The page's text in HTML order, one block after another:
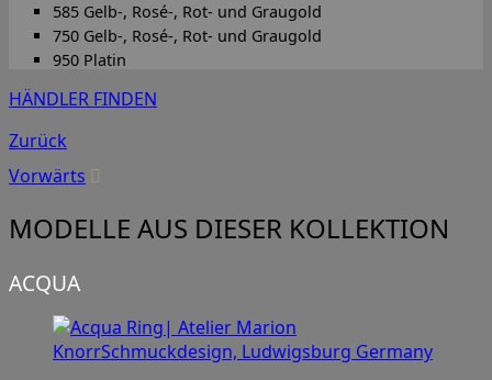
585 Gelb-, Rosé-, Rot- und Graugold
750 Gelb-, Rosé-, Rot- und Graugold
950 Platin
HÄNDLER FINDEN
Zurück
Vorwärts
MODELLE AUS DIESER KOLLEKTION
ACQUA